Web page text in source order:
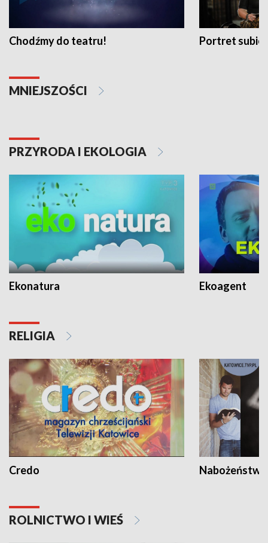
Chodźmy do teatru! Portret
MNIEJSZOŚCI
PRZYRODA I EKOLOGIA
Ekonatura Ekoagent
RELIGIA
Credo
ROLNICTWO I WIEŚ